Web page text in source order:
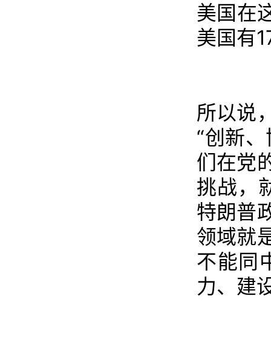
美国在
美国有
所以说
“创新
们在党
挑战，
特朗普
领域就
不能同
力、建